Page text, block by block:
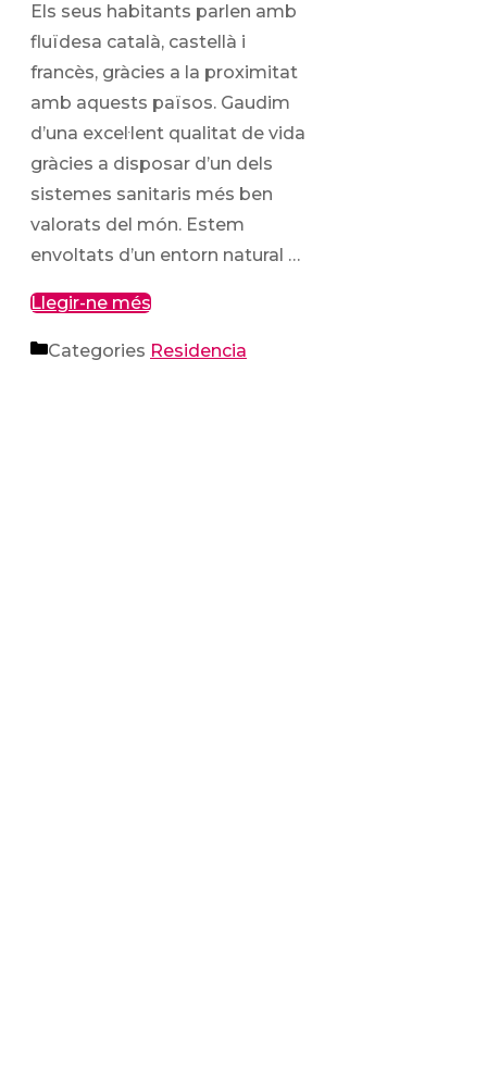
Els seus habitants parlen amb
fluïdesa català, castellà i
francès, gràcies a la proximitat
amb aquests països. Gaudim
d’una excel·lent qualitat de vida
gràcies a disposar d’un dels
sistemes sanitaris més ben
valorats del món. Estem
envoltats d’un entorn natural …
Llegir-ne més
Categories Residencia